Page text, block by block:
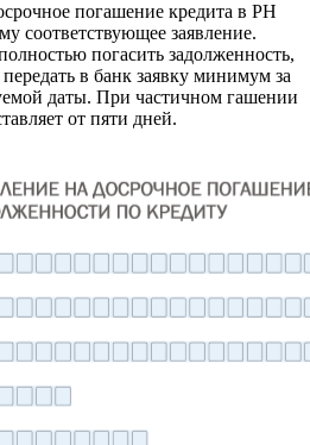
погашение кредита в РН
соответствующее заявление.
погасить задолженность,
в банк заявку минимум за
даты. При частичном гашении
от пяти дней.